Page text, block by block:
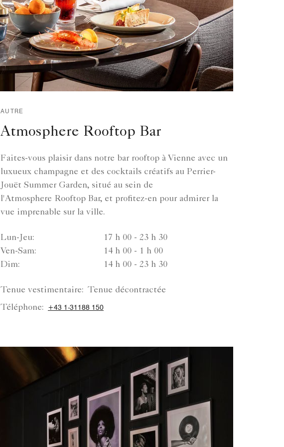
AUTRE
Atmosphere Rooftop Bar
Faites-vous plaisir dans notre bar rooftop à Vienne avec un
luxueux champagne et des cocktails créatifs au Perrier-
Jouët Summer Garden, situé au sein de
l'Atmosphere Rooftop Bar, et profitez-en pour admirer la
vue imprenable sur la ville.
Lun-Jeu:
17 h 00 - 23 h 30
Ven-Sam:
14 h 00 - 1 h 00
Dim:
14 h 00 - 23 h 30
Tenue vestimentaire: Tenue décontractée
Téléphone:
+43 1-31188 150